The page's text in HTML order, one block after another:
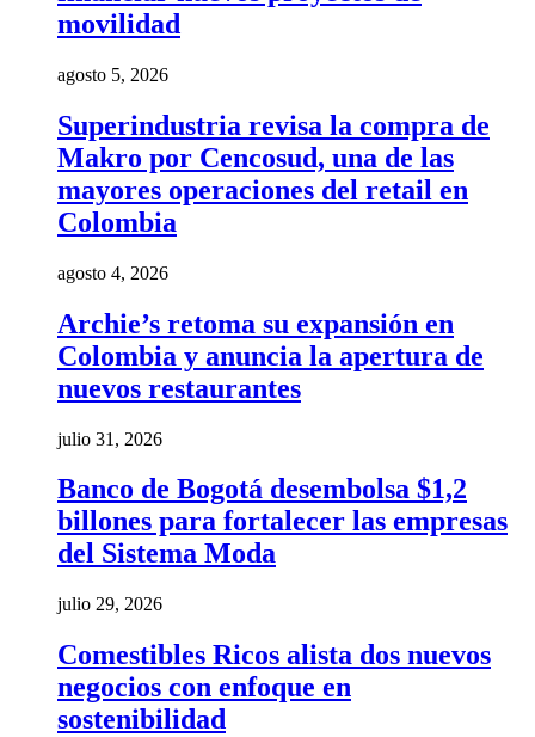
movilidad
agosto 5, 2026
Superindustria revisa la compra de
Makro por Cencosud, una de las
mayores operaciones del retail en
Colombia
agosto 4, 2026
Archie’s retoma su expansión en
Colombia y anuncia la apertura de
nuevos restaurantes
julio 31, 2026
Banco de Bogotá desembolsa $1,2
billones para fortalecer las empresas
del Sistema Moda
julio 29, 2026
Comestibles Ricos alista dos nuevos
negocios con enfoque en
sostenibilidad